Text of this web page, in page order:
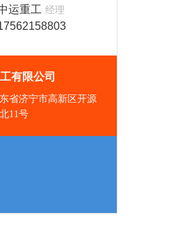
运重工 经理
有限公司
省济宁市高新区开源
11号